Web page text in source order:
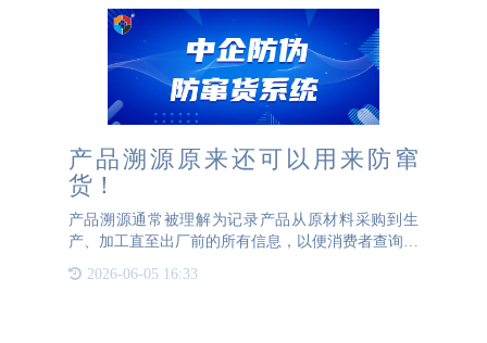
产品溯源原来还可以用来防窜
货！
产品溯源通常被理解为记录产品从原材料采购到生
产、加工直至出厂前的所有信息，以便消费者查询，
企业设计，旨在解决窜货问题，我们称之为“产品防
2026-06-05 16:33